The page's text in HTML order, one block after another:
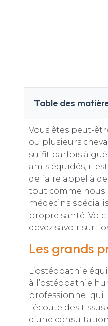
Table des
Vous êtes peut-
ou plusieurs
suffit parfois à
amis équidés, il
de faire appel à
tout comme nous
médecins
propre santé.
devez savoir sur
Les grands
L’ostéopathie
à l’ostéopathie
professionnel qui
l’écoute des
d’une